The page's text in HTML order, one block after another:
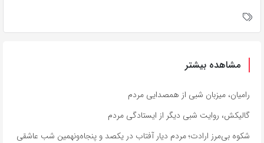
مشاهده بیشتر
رامیان، میزبان شبی از همصدایی مردم
گالیکش، روایت شبی دیگر از ایستادگی مردم
شکوه بی‌مرز ارادت؛ مردم دیار آفتاب در یکصد و پنجاه‌ونهمین شب عاشقی